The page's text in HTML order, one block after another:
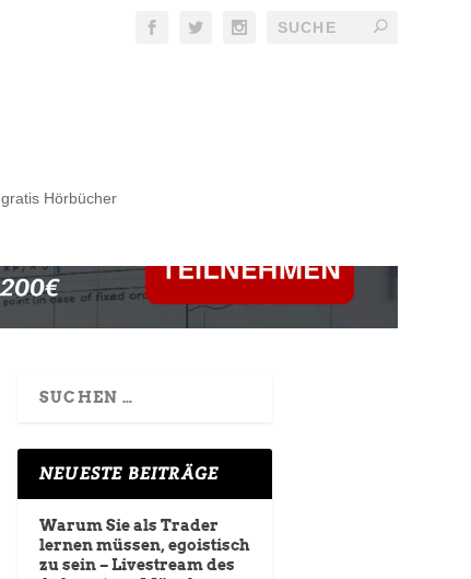
gratis Hörbücher
NEUESTE BEITRÄGE
Warum Sie als Trader
lernen müssen, egoistisch
zu sein – Livestream des